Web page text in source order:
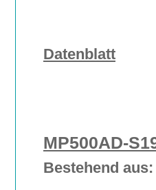
Datenblatt
MP500AD-
Bestehend aus: